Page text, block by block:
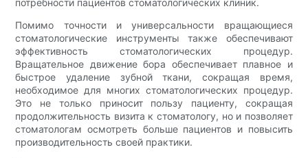
потребности пациентов стоматологических клиник.
Помимо точности и универсальности вращающиеся
стоматологические инструменты также обеспечивают
эффективность стоматологических процедур.
Вращательное движение бора обеспечивает плавное и
быстрое удаление зубной ткани, сокращая время,
необходимое для многих стоматологических процедур.
Это не только приносит пользу пациенту, сокращая
продолжительность визита к стоматологу, но и позволяет
стоматологам осмотреть больше пациентов и повысить
производительность своей практики.